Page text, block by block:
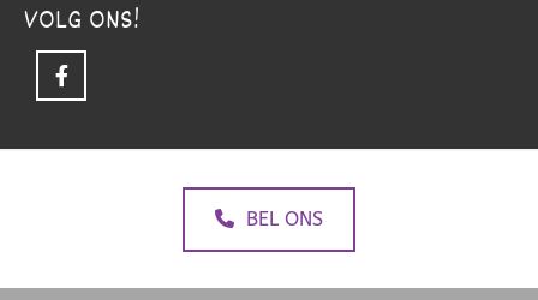
VOLG ONS!
BEL ONS